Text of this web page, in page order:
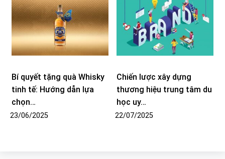
Bí quyết tặng quà Whisky
tinh tế: Hướng dẫn lựa
chọn…
23/06/2025
Chiến lược xây dựng
thương hiệu trung tâm du
học uy…
22/07/2025